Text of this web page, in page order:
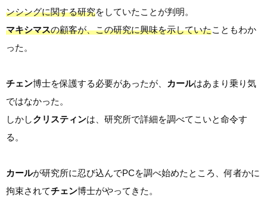
ンシングに関する研究をしていたことが判明。
マキシマスの顧客が、この研究に興味を示していたこともわか
った。
チェン博士を保護する必要があったが、 カールはあまり乗り気
ではなかった。
しかしクリスティンは、研究所で詳細を調べてこいと命令す
る。
カールが研究所に忍び込んでPCを調べ始めたところ、何者かに
拘束されてチェン博士がやってきた。